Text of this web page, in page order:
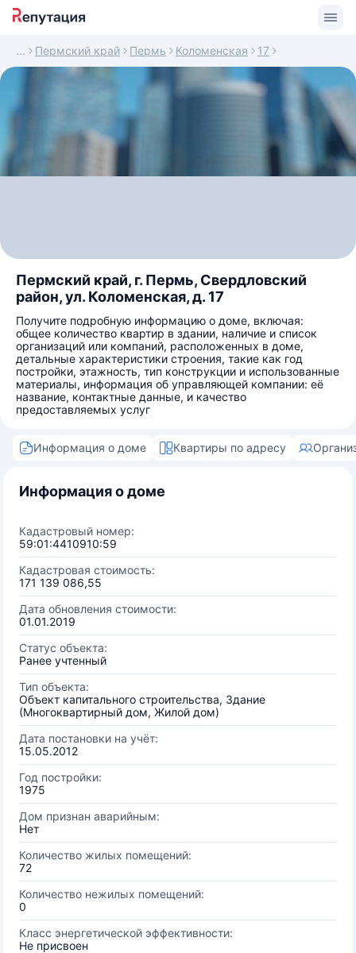
Пермский край Пермь Коломенская 17
Пермский край, г. Пермь, Свердловский
район, ул. Коломенская, д. 17
Получите подробную информацию о доме, включая:
общее количество квартир в здании, наличие и список
организаций или компаний, расположенных в доме,
детальные характеристики строения, такие как год
постройки, этажность, тип конструкции и использованные
материалы, информация об управляющей компании: её
название, контактные данные, и качество
предоставляемых услуг
Информация о доме Квартиры по адресу
Информация о доме
Кадастровый номер:
59:01:4410910:59
Кадастровая стоимость:
171 139 086,55
Дата обновления стоимости:
01.01.2019
Статус объекта:
Ранее учтенный
Тип объекта:
Объект капитального строительства, Здание
(Многоквартирный дом, Жилой дом)
Дата постановки на учёт:
15.05.2012
Год постройки:
1975
Дом признан аварийным:
Нет
Количество жилых помещений:
72
Количество нежилых помещений:
0
Класс энергетической эффективности:
Не присвоен